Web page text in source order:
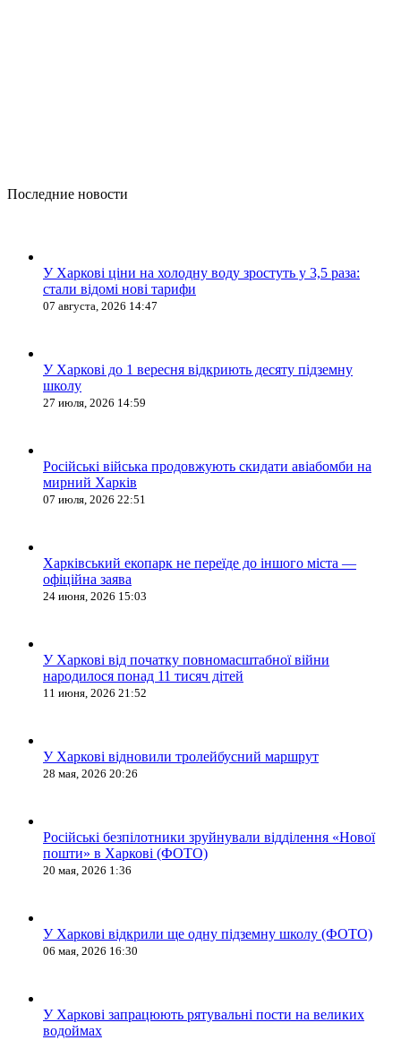
Последние новости
У Харкові ціни на холодну воду зростуть у 3,5 раза:
стали відомі нові тарифи
07 августа, 2026 14:47
У Харкові до 1 вересня відкриють десяту підземну
школу
27 июля, 2026 14:59
Російські війська продовжують скидати авіабомби на
мирний Харків
07 июля, 2026 22:51
Харківський екопарк не переїде до іншого міста —
офіційна заява
24 июня, 2026 15:03
У Харкові від початку повномасштабної війни
народилося понад 11 тисяч дітей
11 июня, 2026 21:52
У Харкові відновили тролейбусний маршрут
28 мая, 2026 20:26
Російські безпілотники зруйнували відділення «Нової
пошти» в Харкові (ФОТО)
20 мая, 2026 1:36
У Харкові відкрили ще одну підземну школу (ФОТО)
06 мая, 2026 16:30
У Харкові запрацюють рятувальні пости на великих
водоймах